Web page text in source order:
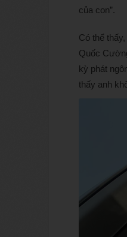
của con”.
Có thể
Quốc
kỳ phát
thấy anh